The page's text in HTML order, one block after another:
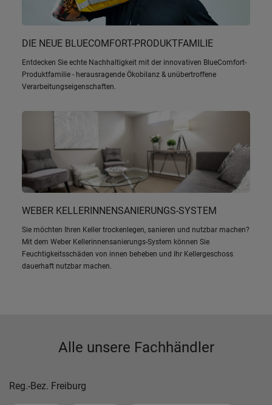
DIE NEUE BLUECOMFORT-PRODUKTFAMILIE
Entdecken Sie echte Nachhaltigkeit mit der innovativen BlueComfort-
Produktfamilie - herausragende Ökobilanz & unübertroffene
Verarbeitungseigenschaften.
WEBER KELLERINNENSANIERUNGS-SYSTEM
Sie möchten Ihren Keller trockenlegen, sanieren und nutzbar machen?
Mit dem Weber Kellerinnensanierungs-System können Sie
Feuchtigkeitsschäden von innen beheben und Ihr Kellergeschoss
dauerhaft nutzbar machen.
Alle unsere Fachhändler
Reg.-Bez. Freiburg